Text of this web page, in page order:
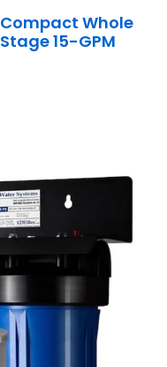
Compact Whole
15-GPM